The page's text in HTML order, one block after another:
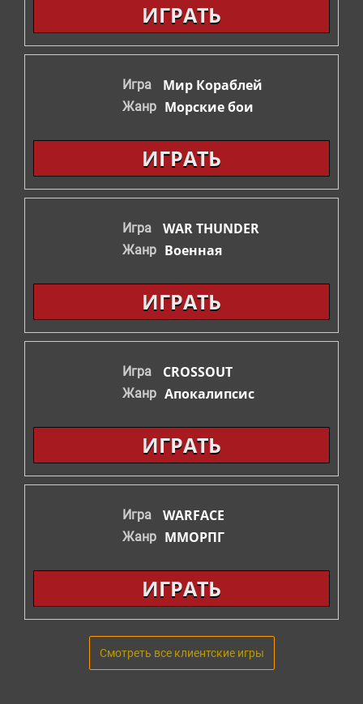
ИГРАТЬ
Игра Мир Кораблей
Жанр Морские бои
ИГРАТЬ
Игра WAR THUNDER
Жанр Военная
ИГРАТЬ
Игра CROSSOUT
Жанр Апокалипсис
ИГРАТЬ
Игра WARFACE
Жанр ММОРПГ
ИГРАТЬ
Смотреть все клиентские игры